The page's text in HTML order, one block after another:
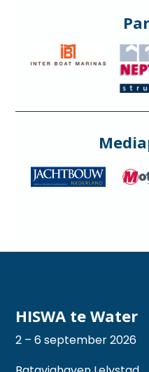
HISWA te Water
2 – 6 september 2026